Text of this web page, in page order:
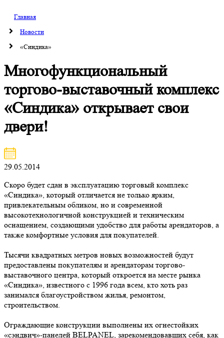
Главная
Новости
«Синдика»
Многофункциональный
торгово-выставочный комплекс
«Синдика» открывает свои
двери!
29.05.2014
Скоро будет сдан в эксплуатацию торговый комплекс
«Синдика», который отличается не только ярким,
привлекательным обликом, но и современной
высокотехнологичной конструкцией и техническим
оснащением, создающими удобство для работы арендаторов, а
также комфортные условия для покупателей.
Тысячи квадратных метров новых возможностей будут
предоставлены покупателям и арендаторам торгово-
выставочного центра, который откроется на месте рынка
«Синдика», известного с 1996 года всем, кто хоть раз
занимался благоустройством жилья, ремонтом,
строительством.
Ограждающие конструкции выполнены их огнестойких
«сэндвич»-панелей BELPANEL, зарекомендовавших себя, как